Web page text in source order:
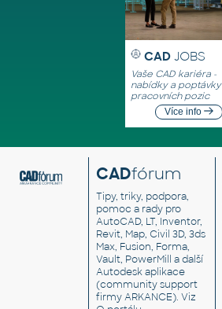
CAD JOBS
Vaše CAD kariéra -
nabídky a poptávky
pracovních pozic
Více info
CADfórum
Tipy, triky, podpora,
pomoc a rady pro
AutoCAD, LT, Inventor,
Revit, Map, Civil 3D, 3ds
Max, Fusion, Forma,
Vault, PowerMill a další
Autodesk aplikace
(community support
firmy ARKANCE). Viz